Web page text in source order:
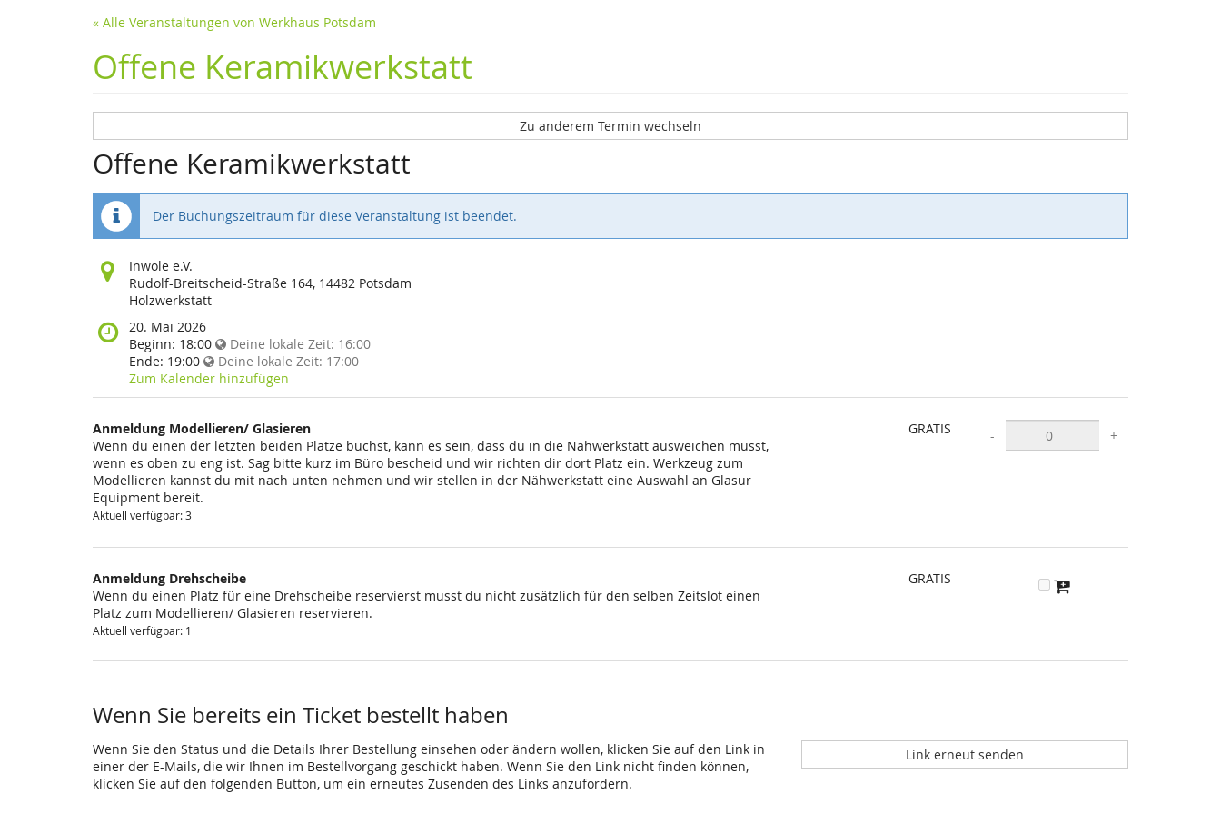
« Alle Veranstaltungen von Werkhaus Potsdam
Offene Keramikwerkstatt
Zu anderem Termin wechseln
Offene Keramikwerkstatt
Der Buchungszeitraum für diese Veranstaltung ist beendet.
Wo
findet
diese
statt?
Inwole e.V.
Rudolf-Breitscheid-Straße 164, 14482 Potsdam
Holzwerkstatt
Wann
findet
diese
Veranstaltung
statt?
20. Mai 2026
Beginn: 18:00 Deine lokale Zeit: 16:00
Ende: 19:00 Deine lokale Zeit: 17:00
Zum Kalender hinzufügen
Anmeldung Modellieren/ Glasieren
Wenn du einen der letzten beiden Plätze buchst, kann es sein, dass du in die Nähwerkstatt ausweichen musst,
wenn es oben zu eng ist. Sag bitte kurz im Büro bescheid und wir richten dir dort Platz ein. Werkzeug zum
Modellieren kannst du mit nach unten nehmen und wir stellen in der Nähwerkstatt eine Auswahl an Glasur
Equipment bereit.
Aktuell verfügbar: 3
GRATIS - +
Anmeldung Drehscheibe
Wenn du einen Platz für eine Drehscheibe reservierst musst du nicht zusätzlich für den selben Zeitslot einen
Platz zum Modellieren/ Glasieren reservieren.
Aktuell verfügbar: 1
GRATIS
Wenn Sie bereits ein Ticket bestellt haben
Wenn Sie den Status und die Details Ihrer Bestellung einsehen oder ändern wollen, klicken Sie auf den Link in
einer der E-Mails, die wir Ihnen im Bestellvorgang geschickt haben. Wenn Sie den Link nicht finden können,
klicken Sie auf den folgenden Button, um ein erneutes Zusenden des Links anzufordern.
Link erneut senden